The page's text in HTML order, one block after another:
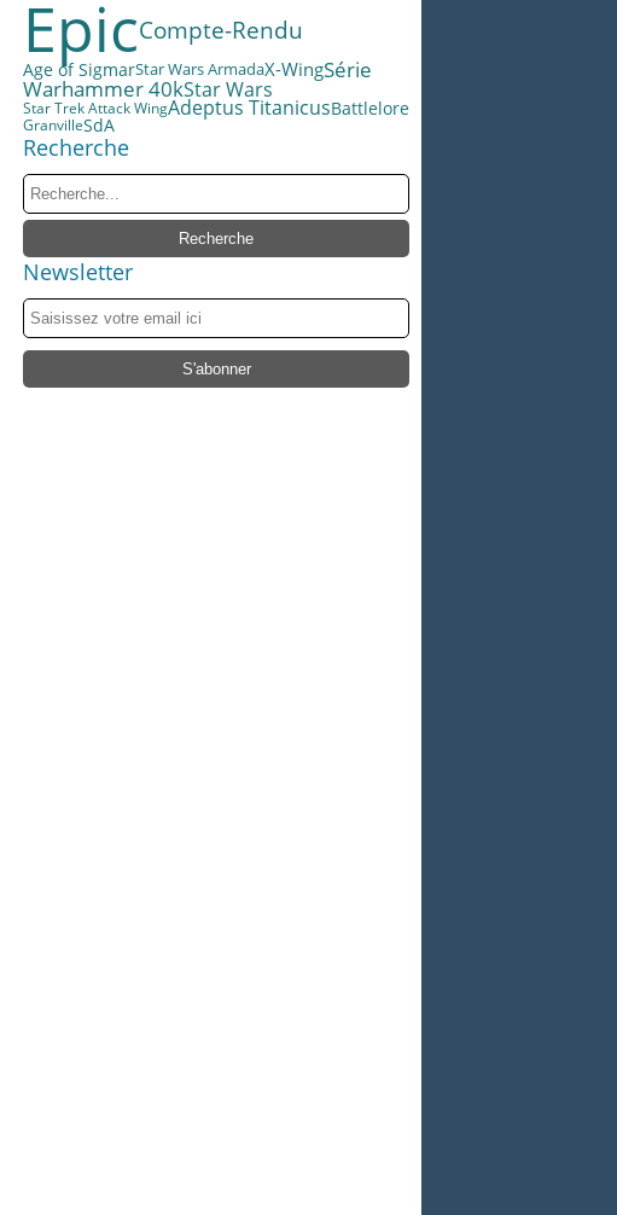
EpicCompte-Rendu
Age of SigmarStar Wars ArmadaX-WingSérie
Warhammer 40kStar Wars
Star Trek Attack WingAdeptus TitanicusBattlelore
GranvilleSdA
Recherche
Newsletter